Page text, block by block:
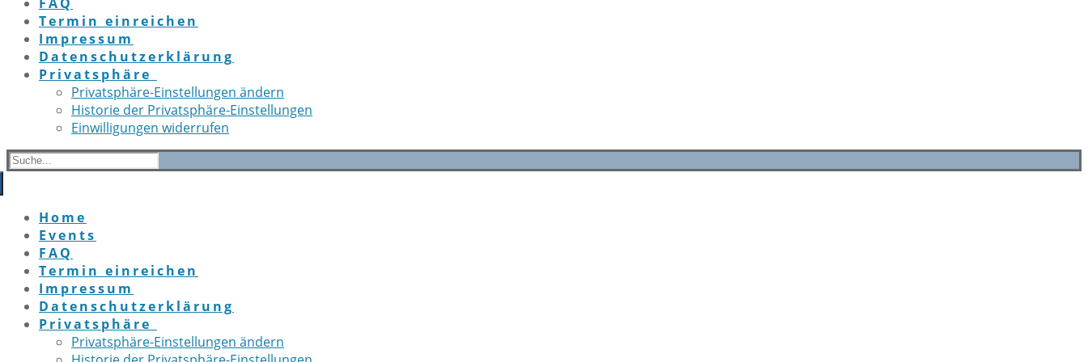
Termin einreichen
Impressum
Datenschutzerklärung
Privatsphäre
Privatsphäre-Einstellungen ändern
Historie der Privatsphäre-Einstellungen
Einwilligungen widerrufen
Search
for:
Home
Events
FAQ
Termin einreichen
Impressum
Datenschutzerklärung
Privatsphäre
Privatsphäre-Einstellungen ändern